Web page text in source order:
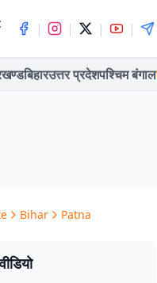
| | | |
बिहारउत्तर प्रदेशपश्चिम बंगाल
Bihar Patna